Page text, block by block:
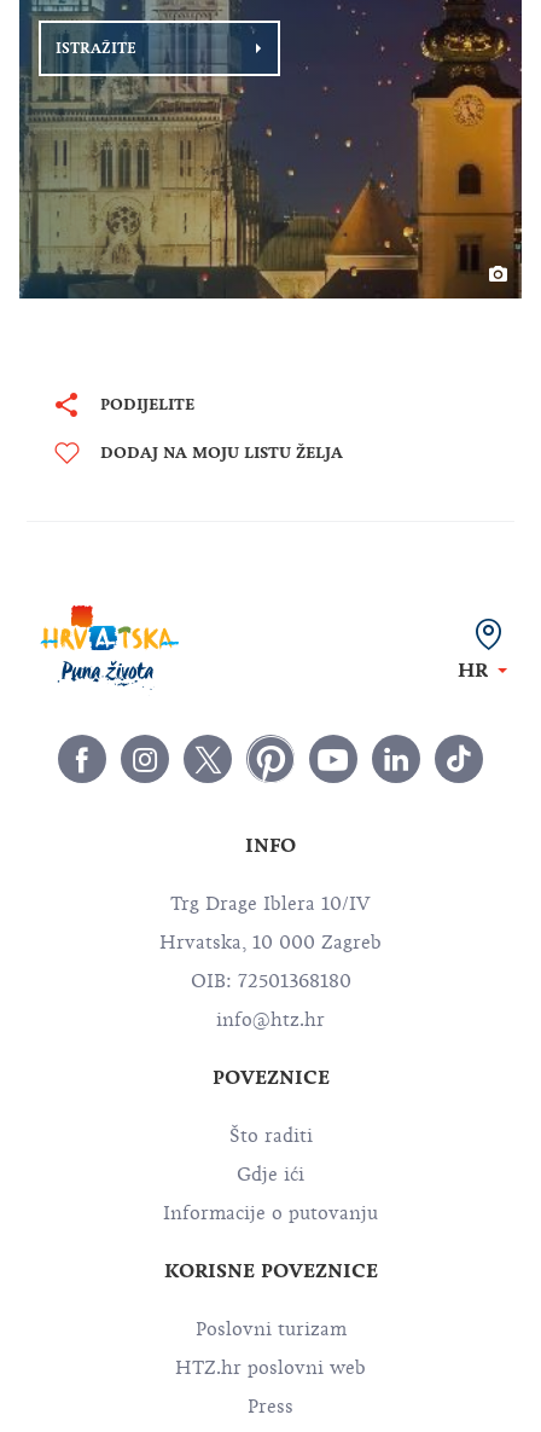
ISTRAŽITE
PODIJELITE
DODAJ NA MOJU LISTU ŽELJA
HR
INFO
Trg Drage Iblera 10/IV
Hrvatska, 10 000 Zagreb
OIB: 72501368180
info@htz.hr
POVEZNICE
Što raditi
Gdje ići
Informacije o putovanju
KORISNE POVEZNICE
Poslovni turizam
HTZ.hr poslovni web
Press